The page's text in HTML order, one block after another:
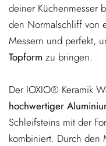
deiner Küchenmesser
den Normalschliff von
Messern und perfekt,
Topform zu bringen.
Der IOXIO® Keramik
hochwertiger
Schleifsteins mit der
kombiniert. Durch den